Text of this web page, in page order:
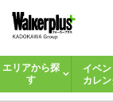
エリアから探
す
イベン
カレ